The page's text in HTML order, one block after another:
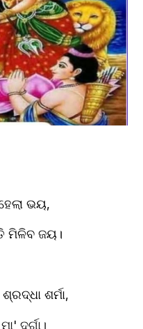
ଭୟ,
ମିଳିବ ଜୟ।
ଶର୍ମା,
ଦୂର୍ଗା।